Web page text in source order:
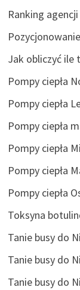
Ranking
Jak obliczyć ile
Pompy ciepła
Pompy ciepła
Pompy ciepła
Pompy ciepła
Pompy ciepła
Pompy ciepła
Toksyna
Tanie busy do
Tanie busy do
Tanie busy do